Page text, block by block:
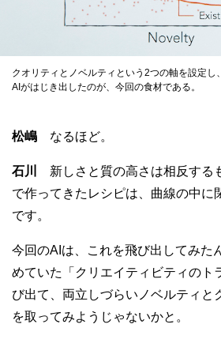
クオリティとノベルティという2つの軸を設定し
AIがはじき出したのが、今回の食材である。
松嶋 なるほど。
石川
新しさと質の高さは相反する
で作ってきたレシピは、曲線の中に
です。
今回のAIは、これを飛び出してみた
めていた「クリエイティビティのト
び出て、両立しづらいノベルティと
を取ってみようじゃないかと。